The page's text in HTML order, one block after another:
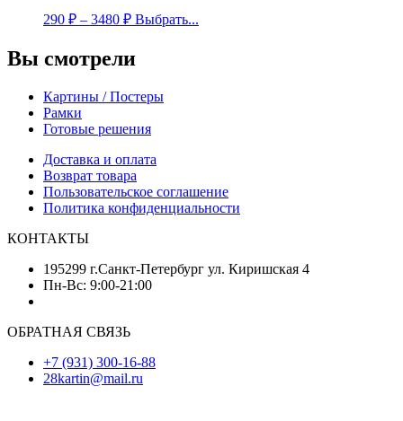
290 ₽ – 3480 ₽ Выбрать...
Вы смотрели
Картины / Постеры
Рамки
Готовые решения
Доставка и оплата
Возврат товара
Пользовательское соглашение
Политика конфиденциальности
КОНТАКТЫ
195299 г.Санкт-Петербург ул. Киришская 4
Пн-Вс: 9:00-21:00
ОБРАТНАЯ СВЯЗЬ
+7 (931) 300-16-88
28kartin@mail.ru